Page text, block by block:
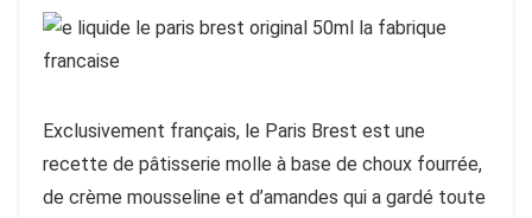
Exclusivement français, le Paris Brest est une
recette de pâtisserie molle à base de choux fourrée,
de crème mousseline et d’amandes qui a gardé toute